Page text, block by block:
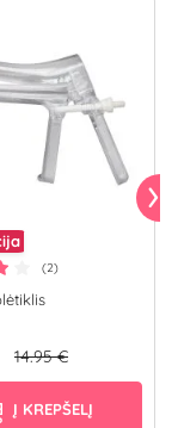
(2)
14.95 €
Į KREPŠELĮ